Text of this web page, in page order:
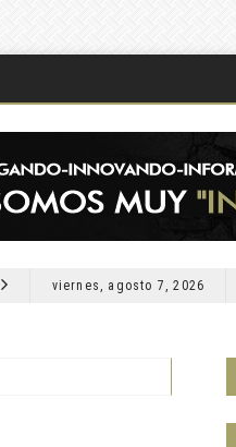
LOCALviernes, agosto 7, 2026